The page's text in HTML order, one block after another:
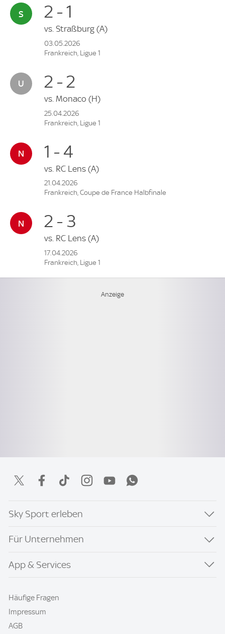
2 - 1
vs. Straßburg (A)
03.05.2026
Frankreich, Ligue 1
2 - 2
vs. Monaco (H)
25.04.2026
Frankreich, Ligue 1
1 - 4
vs. RC Lens (A)
21.04.2026
Frankreich, Coupe de France Halbfinale
2 - 3
vs. RC Lens (A)
17.04.2026
Frankreich, Ligue 1
Sky Sport erleben
Für Unternehmen
App & Services
Häufige Fragen
Impressum
AGB